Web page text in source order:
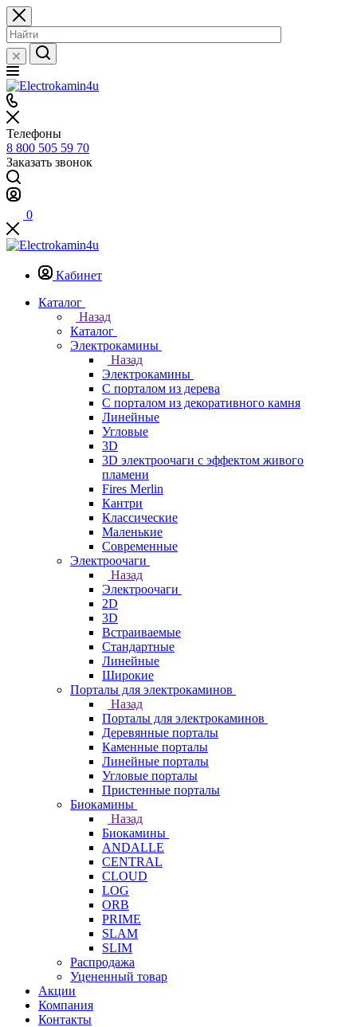
Телефоны
8 800 505 59 70
Заказать звонок
0
Кабинет
Каталог
Назад
Каталог
Электрокамины
Назад
Электрокамины
С порталом из дерева
С порталом из декоративного камня
Линейные
Угловые
3D
3D электроочаги с эффектом живого
пламени
Fires Merlin
Кантри
Классические
Маленькие
Современные
Электроочаги
Назад
Электроочаги
2D
3D
Встраиваемые
Стандартные
Линейные
Широкие
Порталы для электрокаминов
Назад
Порталы для электрокаминов
Деревянные порталы
Каменные порталы
Линейные порталы
Угловые порталы
Пристенные порталы
Биокамины
Назад
Биокамины
ANDALLE
CENTRAL
CLOUD
LOG
ORB
PRIME
SLAM
SLIM
Распродажа
Уцененный товар
Акции
Компания
Контакты